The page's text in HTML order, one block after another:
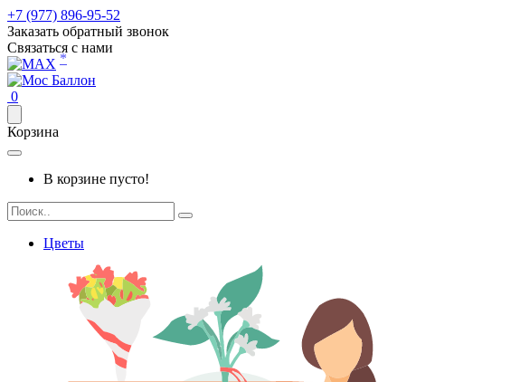
+7 (977) 896-95-52
Заказать обратный звонок
Связаться с нами
*
0
Корзина
В корзине пусто!
Цветы